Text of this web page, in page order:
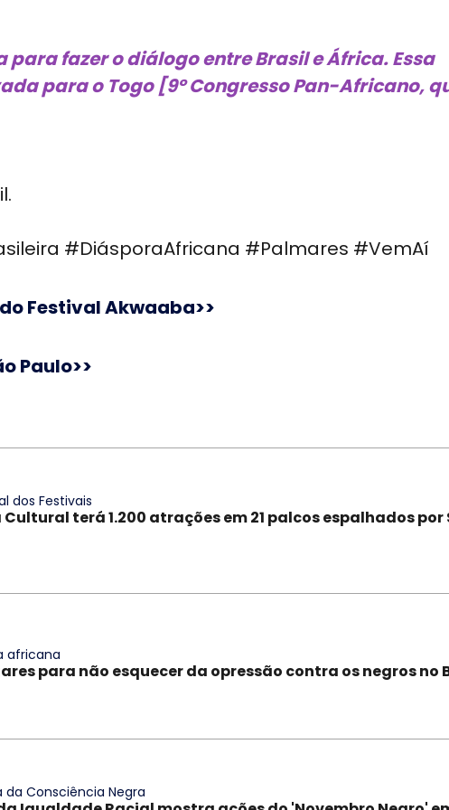
fazer o diálogo entre Brasil e África. Essa
para o Togo [9º Congresso Pan-Africano,
#DiásporaAfricana #Palmares #VemAí
Festival Akwaaba>>
Paulo>>
dos Festivais
terá 1.200 atrações em 21 palcos espalhados por
africana
para não esquecer da opressão contra os negros no
da Consciência Negra